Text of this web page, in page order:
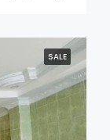
SALE